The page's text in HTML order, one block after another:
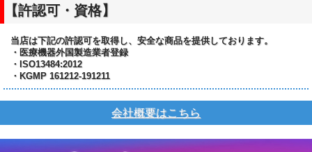
【許認可・資格】
当店は下記の許認可を取得し、安全な商品を提供しております。
・医療機器外国製造業者登録
・ISO13484:2012
・KGMP 161212-191211
会社概要はこちら